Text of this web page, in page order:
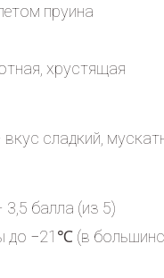
пруина
хрустящая
сладкий,
балла (из 5)
−21℃ (в